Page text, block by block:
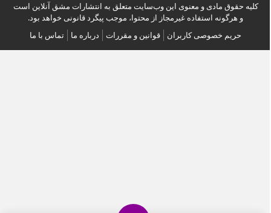
کلیه حقوق مادی و معنوی این وب‌سایت متعلق به انتشارات مشق آنلاین است
و هرگونه استفاده غیرمجاز از محتوا، موجب پیگرد قانونی خواهد بود.
حریم خصوصی کاربران
قوانین و مقررات درباره ما تماس با ما